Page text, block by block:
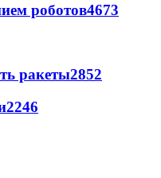
роботов4673
ракеты2852
2246